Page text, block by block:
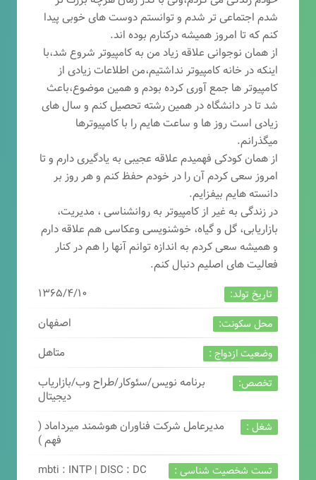
شدم اجتماعی تر شدم و توانستم دوست های خوبی پیدا
کنم که تا امروز همیشه درکنارم بوده اند.
از همان نوجوانی علاقه زیاد من به کامپیوتر شروع شد،با
اینکه در خانه کامپیوتر نداشتیم،من اطلاعات زیادی از
کامپیوتر ها جمع آوری کرده بودم و همین موضوع،باعث
شد تا در دانشگاه در همین رشته تحصیل کنم و سال های
زیادی است روز ها و ساعت هایم را با کامپیوترها
میگذرانم.
از همان کودکی فهمیدم علاقه عجیبی به یادگیری دارم و تا
امروز سعی کردم آن را در خودم حفظ کنم و هر روز بر
دانسته هایم بیفزایم.
در زندگی به غیر از کامپیوتر به روانشناسی ، مدیریت،
بازاریابی، گل و گیاه، خوشنویسی وعکاسی هم علاقه دارم
و همیشه سعی کردم به اندازه توانم آنها را هم در کنار
فعالیت های اصلیم دنبال کنم.
تاریخ تولد: ۱۳۶۵/۴/۱۰
محل سکونت: اصفهان
وضعیت ازدواج : متاهل
تخصص:
برنامه نویس/سئوکار/طراح وب/بازاریاب
دیجیتال
شغل :
مدیرعامل شرکت فناوران هوشمند میرداماد (
فهم )
تست شخصیت شناسی : mbti : INTP | DISC : DC